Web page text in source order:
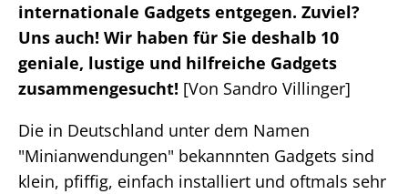
internationale Gadgets entgegen. Zuviel?
Uns auch! Wir haben für Sie deshalb 10
geniale, lustige und hilfreiche Gadgets
zusammengesucht! [Von Sandro Villinger]
Die in Deutschland unter dem Namen
"Minianwendungen" bekannnten Gadgets sind
klein, pfiffig, einfach installiert und oftmals sehr